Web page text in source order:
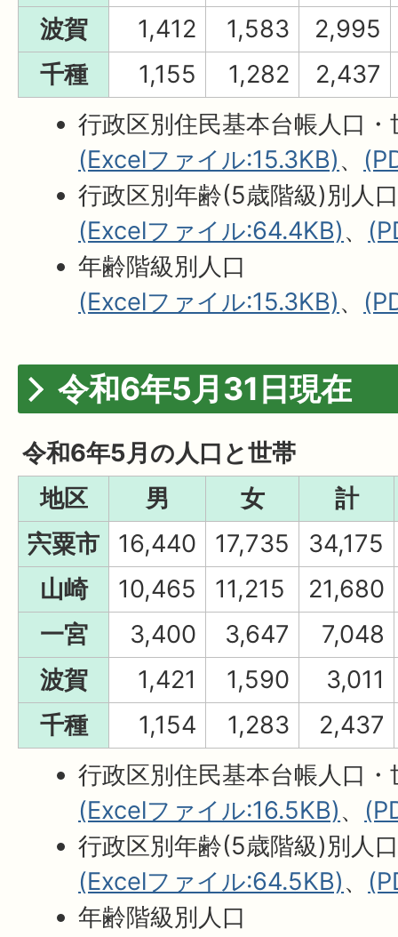
波賀
1,412 1,583
2,995
千種
1,155 1,282
2,437
行政区別住民基本台帳人口・
(Excelファイル:15.3KB)、
行政区別年齢(5歳階級)別人
(Excelファイル:64.4KB)、
年齢階級別人口
(Excelファイル:15.3KB)、
令和6年5月31日現在
令和6年5月の人口と世帯
地区
男 女
計
宍粟市
16,440 17,735
34,175
山崎
10,465 11,215
21,680
一宮
3,400 3,647
7,048
波賀
1,421 1,590
3,011
千種
1,154 1,283
2,437
行政区別住民基本台帳人口・
(Excelファイル:16.5KB)、
行政区別年齢(5歳階級)別人
(Excelファイル:64.5KB)、
年齢階級別人口